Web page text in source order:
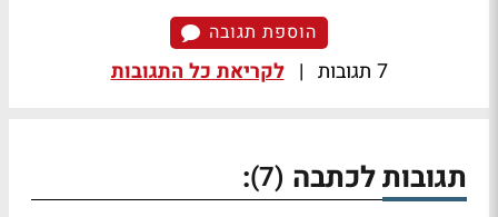
הוספת תגובה
7 תגובות | לקריאת כל התגובות
תגובות לכתבה (7)
: